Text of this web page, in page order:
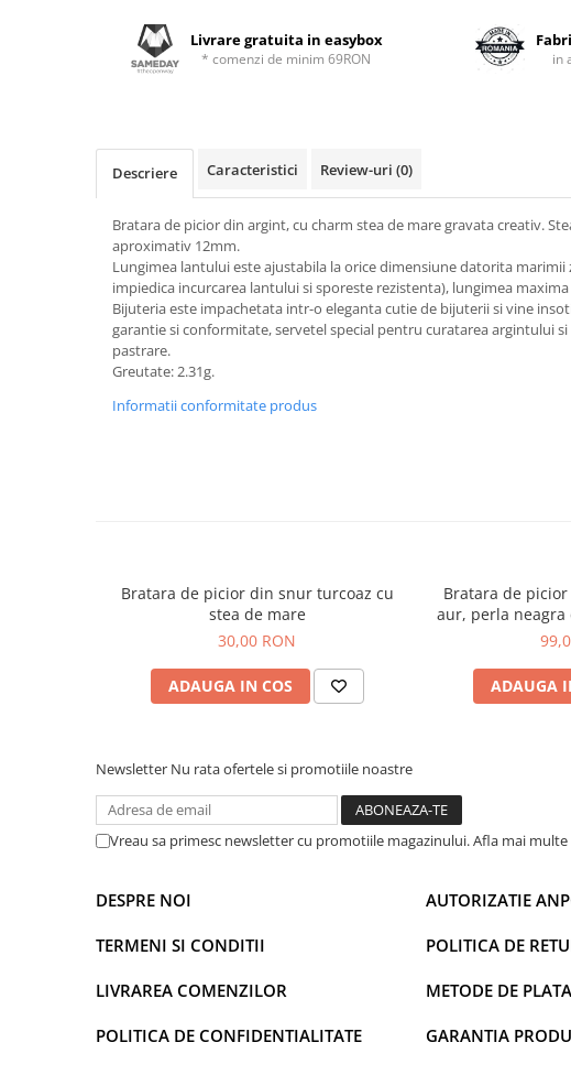
Livrare gratuita in easybox
* comenzi de minim 69RON in
Descriere Caracteristici Review-uri (0)
Bratara de picior din argint, cu charm stea de mare gravata creativ.
aproximativ 12mm.
Lungimea lantului este ajustabila la orice dimensiune datorita marimii
impiedica incurcarea lantului si sporeste rezistenta), lungimea
Bijuteria este impachetata intr-o eleganta cutie de bijuterii si vine
garantie si conformitate, servetel special pentru curatarea argintului
pastrare.
Greutate: 2.31g.
Informatii conformitate produs
Bratara de picior din snur turcoaz cu
stea de mare
30,00 RON
ADAUGA IN COS
Bratara de
aur, perla neagra
ADAUGA
Newsletter Nu rata ofertele si promotiile noastre
Vreau sa primesc newsletter cu promotiile magazinului. Afla mai multe
DESPRE NOI
TERMENI SI CONDITII
LIVRAREA COMENZILOR
POLITICA DE CONFIDENTIALITATE
AUTORIZATIE
POLITICA DE
METODE DE PLATA
GARANTIA